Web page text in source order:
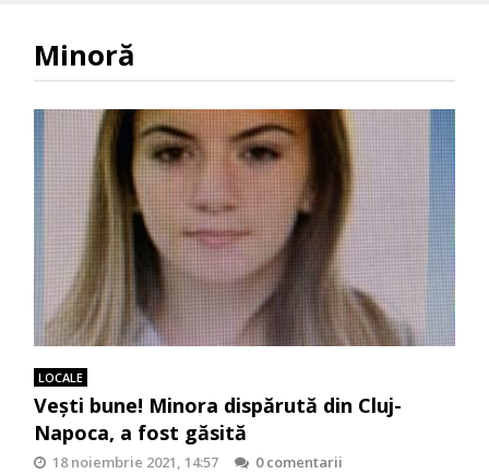
Minoră
LOCALE
Vești bune! Minora dispărută din Cluj-
Napoca, a fost găsită
18 noiembrie 2021, 14:57
0 comentarii